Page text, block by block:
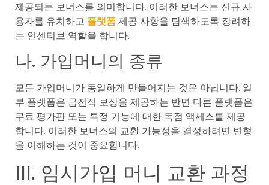
제공되는 보너스를 의미합니다. 이러한 보너스는 신규 사
용자를 유치하고 플랫폼 제공 사항을 탐색하도록 장려하
는 인센티브 역할을 합니다.
나. 가입머니의 종류
모든 가입머니가 동일하게 만들어지는 것은 아닙니다. 일
부 플랫폼은 금전적 보상을 제공하는 반면 다른 플랫폼은
무료 평가판 또는 특정 기능에 대한 독점 액세스를 제공
합니다. 이러한 보너스의 교환 가능성을 결정하려면 변형
을 이해하는 것이 중요합니다.
III. 임시가입 머니 교환 과정